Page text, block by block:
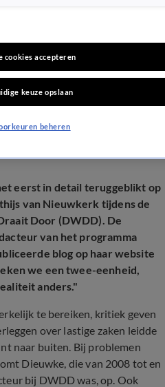
met Matthijs
eerst in detail teruggeblikt op
van Nieuwkerk tijdens de
Door (DWDD). De
van het programma
blog op haar website
we een twee-eenheid,
anders."
te bereiken, kritiek geven
over lastige zaken leidde
naar buiten. Bij problemen
Dieuwke, die van 2008 tot en
bij DWDD was, op. Ook
cookies accepteren
keuze opslaan
beheren